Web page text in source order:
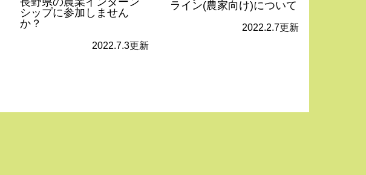
シップに参加しません
か？
2022.7.3更新
ライン(農家向け)について
2022.2.7更新